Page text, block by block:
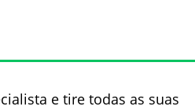
e tire todas as suas